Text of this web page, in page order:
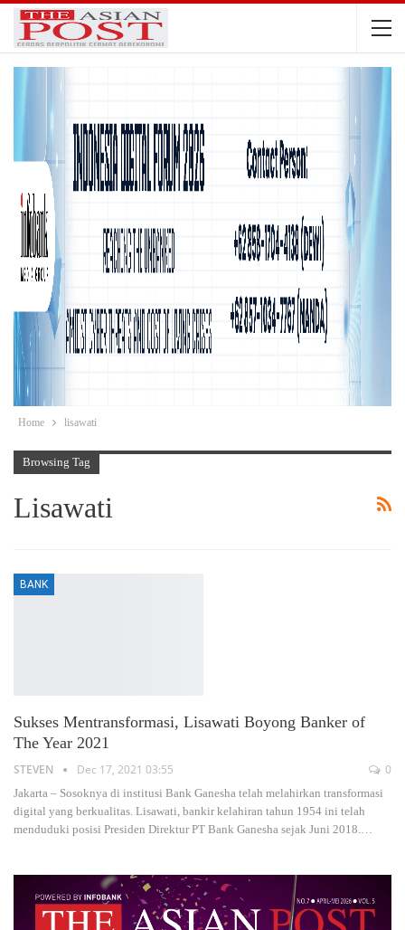
Home lisawati
Browsing Tag
Lisawati
BANK
Sukses Mentransformasi, Lisawati Boyong Banker of
The Year 2021
STEVEN Dec 17, 2021 03:55 0
Jakarta – Sosoknya di institusi Bank Ganesha telah melahirkan transformasi
digital yang berkualitas. Lisawati, bankir kelahiran tahun 1954 ini telah
menduduki posisi Presiden Direktur PT Bank Ganesha sejak Juni 2018.…